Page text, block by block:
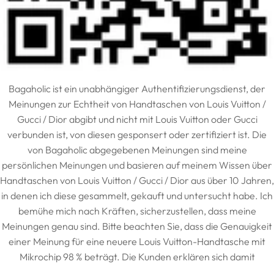
Bagaholic ist ein unabhängiger Authentifizierungsdienst, der
Meinungen zur Echtheit von Handtaschen von Louis Vuitton /
Gucci / Dior abgibt und nicht mit Louis Vuitton oder Gucci
verbunden ist, von diesen gesponsert oder zertifiziert ist. Die
von Bagaholic abgegebenen Meinungen sind meine
persönlichen Meinungen und basieren auf meinem Wissen über
Handtaschen von Louis Vuitton / Gucci / Dior aus über 10 Jahren,
in denen ich diese gesammelt, gekauft und untersucht habe. Ich
bemühe mich nach Kräften, sicherzustellen, dass meine
Meinungen genau sind. Bitte beachten Sie, dass die Genauigkeit
einer Meinung für eine neuere Louis Vuitton-Handtasche mit
Mikrochip 98 % beträgt. Die Kunden erklären sich damit